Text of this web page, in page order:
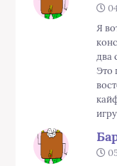
Я
два
Это